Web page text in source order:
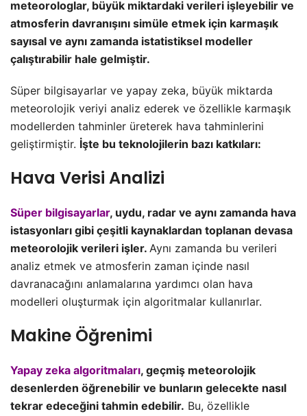
meteorologlar, büyük miktardaki verileri işleyebilir ve
atmosferin davranışını simüle etmek için karmaşık
sayısal ve aynı zamanda istatistiksel modeller
çalıştırabilir hale gelmiştir.
Süper bilgisayarlar ve yapay zeka, büyük miktarda
meteorolojik veriyi analiz ederek ve özellikle karmaşık
modellerden tahminler üreterek hava tahminlerini
geliştirmiştir. İşte bu teknolojilerin bazı katkıları:
Hava Verisi Analizi
Süper bilgisayarlar, uydu, radar ve aynı zamanda hava
istasyonları gibi çeşitli kaynaklardan toplanan devasa
meteorolojik verileri işler. Aynı zamanda bu verileri
analiz etmek ve atmosferin zaman içinde nasıl
davranacağını anlamalarına yardımcı olan hava
modelleri oluşturmak için algoritmalar kullanırlar.
Makine Öğrenimi
Yapay zeka algoritmaları, geçmiş meteorolojik
desenlerden öğrenebilir ve bunların gelecekte nasıl
tekrar edeceğini tahmin edebilir. Bu, özellikle